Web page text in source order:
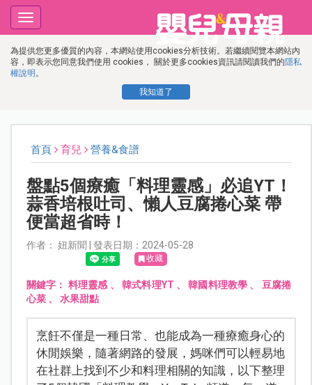
為提供您更多優質的內容，本網站使用cookies分析技術。若繼續閱覽本網站內
容，即表示您同意我們使用 cookies， 關於更多cookies資訊請閱讀我們的隱私
權說明 。
我知道了
Toggle
navigation
首頁 育兒 營養&食譜
盤點5個療癒「料理靈感」必追YT！
蒜香培根吐司、懶人豆腐捲心菜 帶
便當超省時！
作者： 妞新聞 | 發表日期：2024-05-28
收藏
關鍵字： 料理靈感 、韓式料理YT 、韓國料理教學 、 豆腐捲
心菜、 水果甜點
烹飪不僅是一種日常、也能成為一種療癒身心的
休閒娛樂，隨著網路的發展，媽咪們可以輕易地
在社群上找到不少和料理相關的知識，以下整理